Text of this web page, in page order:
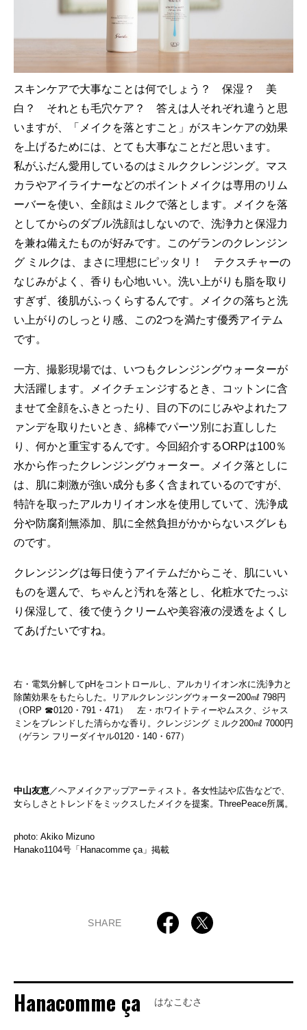
スキンケアで大事なことは何でしょう？ 保湿？ 美
白？ それとも毛穴ケア？ 答えは人それぞれ違うと思
いますが、「メイクを落とすこと」がスキンケアの効果
を上げるためには、とても大事なことだと思います。
私がふだん愛用しているのはミルククレンジング。マス
カラやアイライナーなどのポイントメイクは専用のリム
ーバーを使い、全顔はミルクで落とします。メイクを落
としてからのダブル洗顔はしないので、洗浄力と保湿力
を兼ね備えたものが好みです。このゲランのクレンジン
グ ミルクは、まさに理想にピッタリ！ テクスチャーの
なじみがよく、香りも心地いい。洗い上がりも脂を取り
すぎず、後肌がふっくらするんです。メイクの落ちと洗
い上がりのしっとり感、この2つを満たす優秀アイテム
です。
一方、撮影現場では、いつもクレンジングウォーターが
大活躍します。メイクチェンジするとき、コットンに含
ませて全顔をふきとったり、目の下のにじみやよれたフ
ァンデを取りたいとき、綿棒でパーツ別にお直しした
り、何かと重宝するんです。今回紹介するORPは100％
水から作ったクレンジングウォーター。メイク落としに
は、肌に刺激が強い成分も多く含まれているのですが、
特許を取ったアルカリイオン水を使用していて、洗浄成
分や防腐剤無添加、肌に全然負担がかからないスグレも
のです。
クレンジングは毎日使うアイテムだからこそ、肌にいい
ものを選んで、ちゃんと汚れを落とし、化粧水でたっぷ
り保湿して、後で使うクリームや美容液の浸透をよくし
てあげたいですね。
右・電気分解してpHをコントロールし、アルカリイオン水に洗浄力と
除菌効果をもたらした。リアルクレンジングウォーター200㎖ 798円
（ORP ☎0120・791・471） 左・ホワイトティーやムスク、ジャス
ミンをブレンドした清らかな香り。クレンジング ミルク200㎖ 7000円
（ゲラン フリーダイヤル0120・140・677）
中山友恵／ヘアメイクアップアーティスト。各女性誌や広告などで、
女らしさとトレンドをミックスしたメイクを提案。ThreePeace所属。
photo: Akiko Mizuno
Hanako1104号「Hanacomme ça」掲載
SHARE
Hanacomme ça はなこむさ